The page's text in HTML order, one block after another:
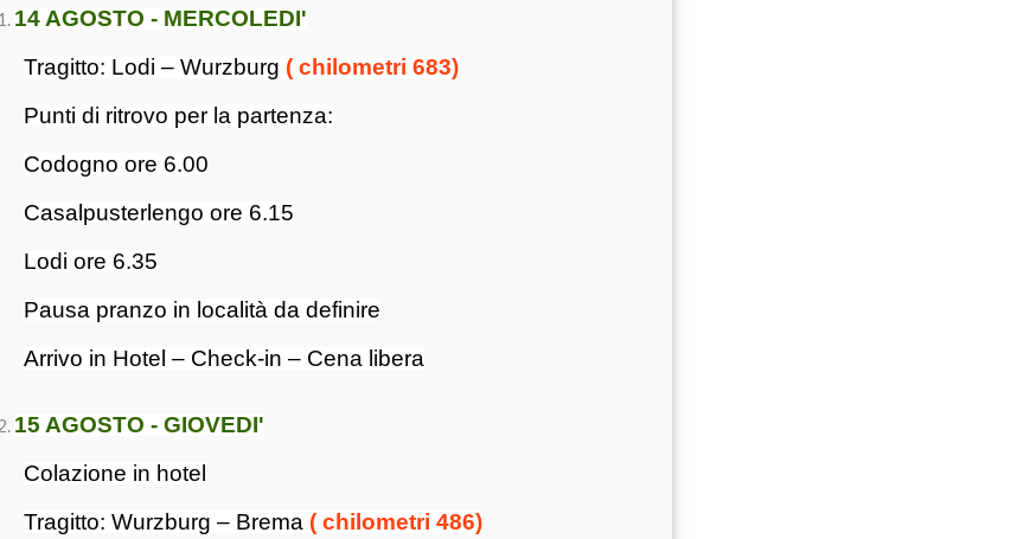
14 AGOSTO - MERCOLEDI'
Tragitto: Lodi – Wurzburg ( chilometri 683)
Punti di ritrovo per la partenza:
Codogno ore 6.00
Casalpusterlengo ore 6.15
Lodi ore 6.35
Pausa pranzo in località da definire
Arrivo in Hotel – Check-in – Cena libera
15 AGOSTO - GIOVEDI'
Colazione in hotel
Tragitto: Wurzburg – Brema ( chilometri 486)